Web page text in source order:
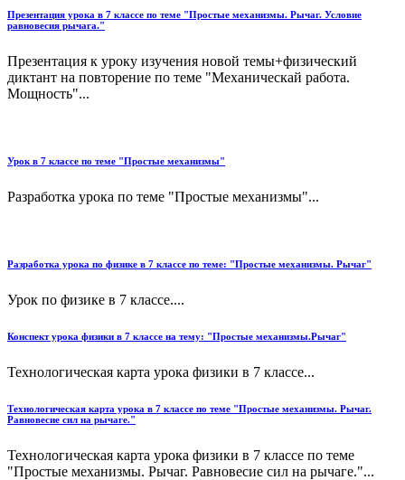
Презентация урока в 7 классе по теме "Простые механизмы. Рычаг. Условие
равновесия рычага."
Презентация к уроку изучения новой темы+физический
диктант на повторение по теме "Механическай работа.
Мощность"...
Урок в 7 классе по теме "Простые механизмы"
Разработка урока по теме "Простые механизмы"...
Разработка урока по физике в 7 классе по теме: "Простые механизмы. Рычаг"
Урок по физике в 7 классе....
Конспект урока физики в 7 классе на тему: "Простые механизмы.Рычаг"
Технологическая карта урока физики в 7 классе...
Технологическая карта урока в 7 классе по теме "Простые механизмы. Рычаг.
Равновесие сил на рычаге."
Технологическая карта урока физики в 7 классе по теме
"Простые механизмы. Рычаг. Равновесие сил на рычаге."...